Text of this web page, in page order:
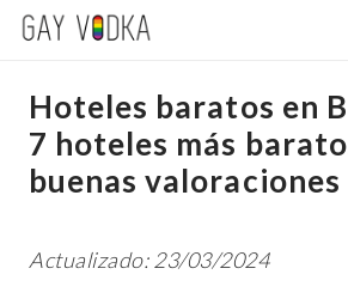
Hoteles baratos en
7 hoteles más
buenas valoraciones
Actualizado: 23/03/2024